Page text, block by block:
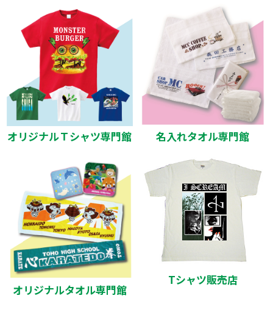
オリジナルＴシャツ専門館 名入れタオル専門館
オリジナルタオル専門館
Tシャツ販売店